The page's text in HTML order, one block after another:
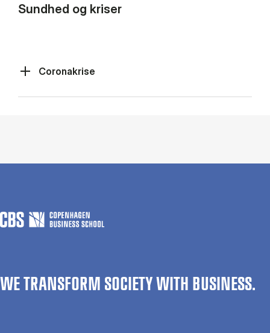
Sundhed og kriser
Coronakrise
WE TRANSFORM SOCIETY WITH BUSINESS.